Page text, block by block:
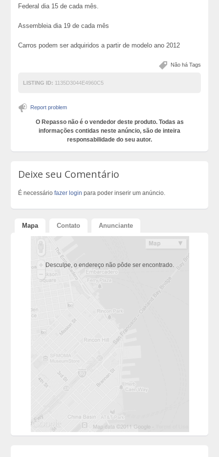
Federal dia 15 de cada mês.
Assembleia dia 19 de cada mês
Carros podem ser adquiridos a partir de modelo ano 2012
Não há Tags
LISTING ID: 1135D3044E4960C5
Report problem
O Repasso não é o vendedor deste produto. Todas as
informações contidas neste anúncio, são de inteira
responsabilidade do seu autor.
Deixe seu Comentário
É necessáriofazer login para poder inserir um anúncio.
Mapa Contato Anunciante
Desculpe, o endereço não pôde ser encontrado.